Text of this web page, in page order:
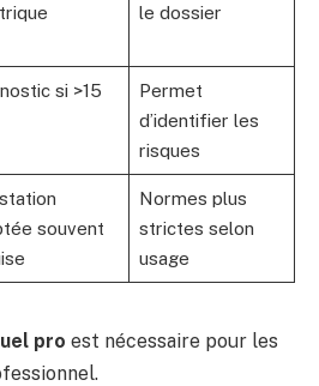
le dossier
si >15
Permet
d’identifier les
risques
souvent
Normes plus
strictes selon
usage
pro est nécessaire pour les